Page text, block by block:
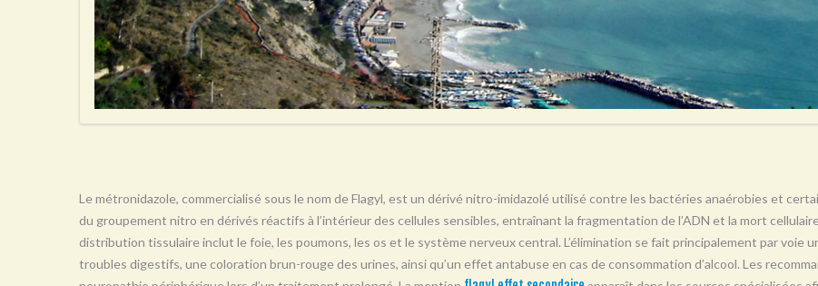
Le métronidazole, commercialisé sous le nom de Flagyl, est un dérivé nitro-imidazolé utilisé contre les bactéries anaérobies et
du groupement nitro en dérivés réactifs à l’intérieur des cellules sensibles, entraînant la fragmentation de l’ADN et la mort
distribution tissulaire inclut le foie, les poumons, les os et le système nerveux central. L’élimination se fait principalement par voie
troubles digestifs, une coloration brun-rouge des urines, ainsi qu’un effet antabuse en cas de consommation d’alcool. Les